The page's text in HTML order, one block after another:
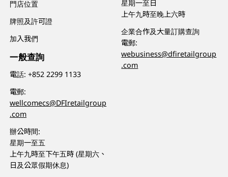
門店位置
牌照及許可證
加入我們
一般查詢
電話:+852 2299 1133
電郵:
wellcomecs@DFIretailgroup
.com
辦公時間:
星期一至五
上午九時至下午五時 (星期六、
日及公眾假期休息)
星期一至日
上午九時至晚上六時
企業合作及大量訂購查詢
電郵:
webusiness@dfiretailgroup
.com